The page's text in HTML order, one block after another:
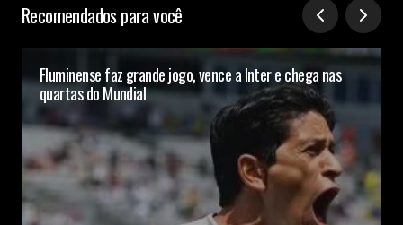
Recomendados para você
Fluminense faz grande jogo, vence a Inter e chega nas
quartas do Mundial